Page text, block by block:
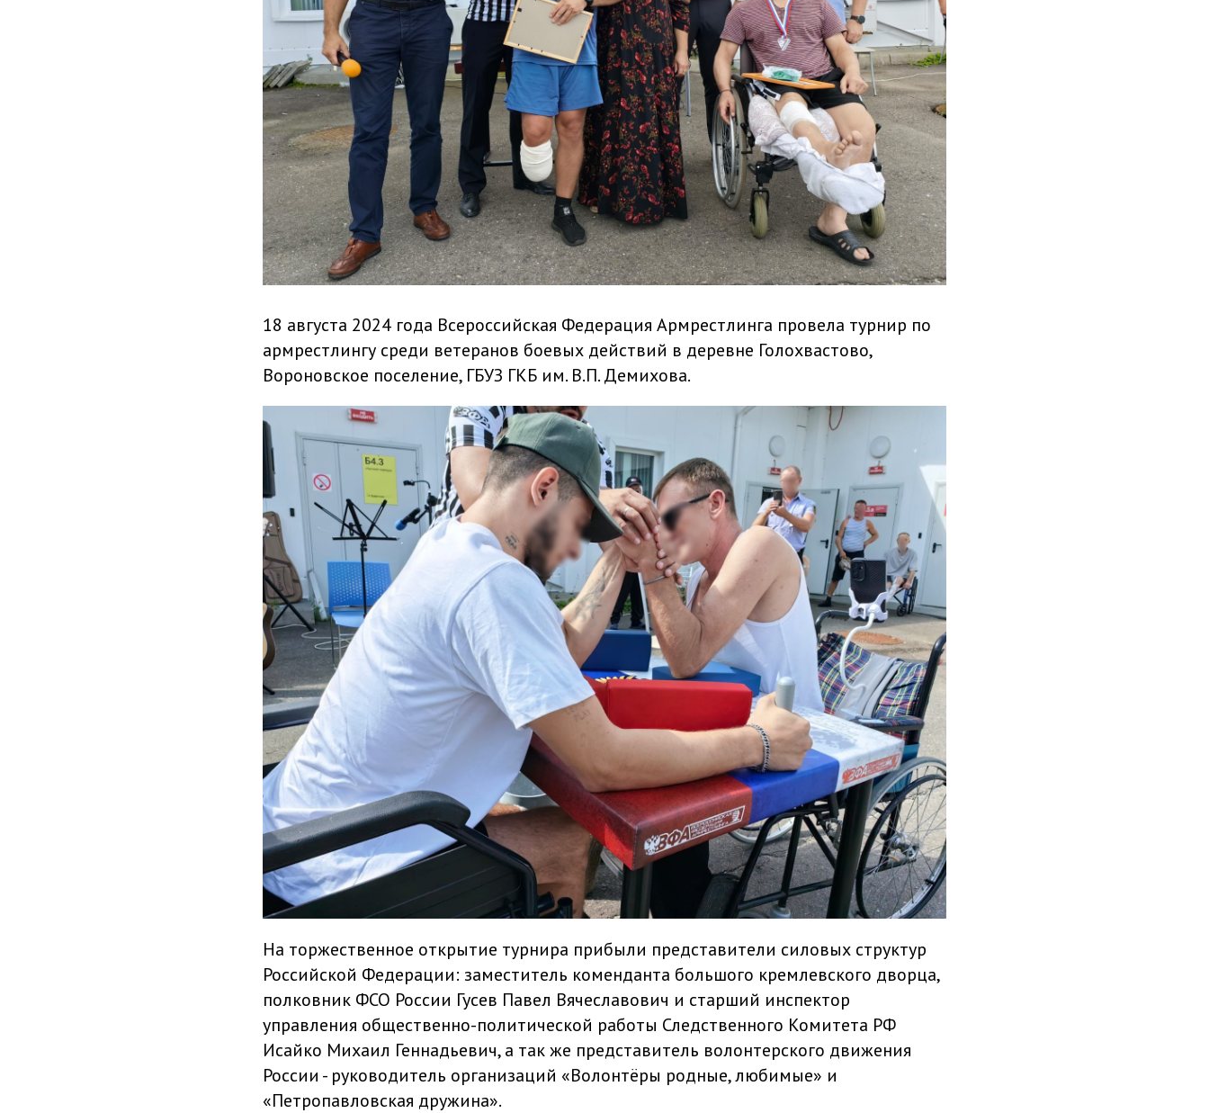
18 августа 2024 года Всероссийская Федерация Армрестлинга провела турнир по
армрестлингу среди ветеранов боевых действий в деревне Голохвастово,
Вороновское поселение, ГБУЗ ГКБ им. В.П. Демихова.
На торжественное открытие турнира прибыли представители силовых структур
Российской Федерации: заместитель коменданта большого кремлевского дворца,
полковник ФСО России Гусев Павел Вячеславович и старший инспектор
управления общественно-политической работы Следственного Комитета РФ
Исайко Михаил Геннадьевич, а так же представитель волонтерского движения
России - руководитель организаций «Волонтёры родные, любимые» и
«Петропавловская дружина».